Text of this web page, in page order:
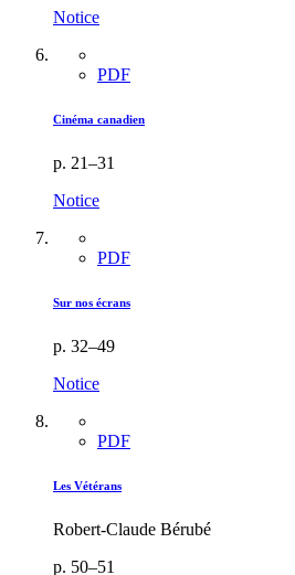
Notice
PDF
Cinéma canadien
p. 21–31
Notice
PDF
Sur nos écrans
p. 32–49
Notice
PDF
Les Vétérans
Robert-Claude Bérubé
p. 50–51